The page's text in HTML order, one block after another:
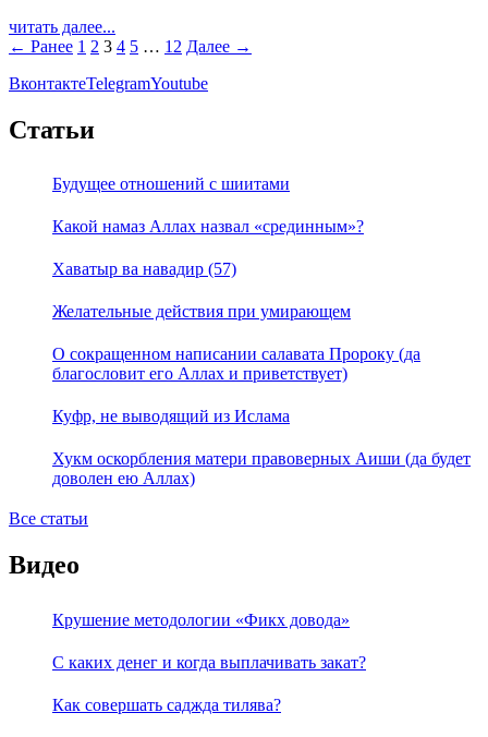
читать далее...
← Ранее 1 2 3 4 5 … 12 Далее →
ВконтактеTelegramYoutube
Статьи
Будущее отношений с шиитами
Какой намаз Аллах назвал «срединным»?
Хаватыр ва навадир (57)
Желательные действия при умирающем
О сокращенном написании салавата Пророку (да
благословит его Аллах и приветствует)
Куфр, не выводящий из Ислама
Хукм оскорбления матери правоверных Аиши (да будет
доволен ею Аллах)
Все статьи
Видео
Крушение методологии «Фикх довода»
С каких денег и когда выплачивать закат?
Как совершать саджда тилява?